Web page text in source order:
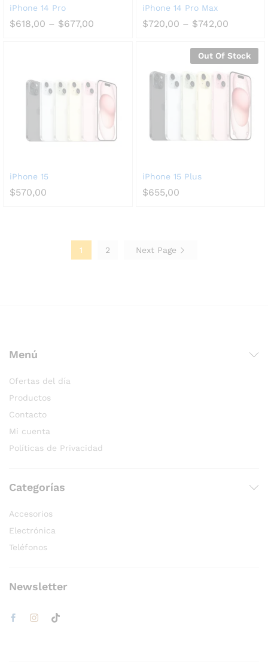
iPhone 14 Pro
$618,00 – $677,00
iPhone 14 Pro Max
$720,00 – $742,00
iPhone 15
$570,00
Out Of Stock
iPhone 15 Plus
$655,00
1 2 Next Page
Menú
Ofertas del día
Productos
Contacto
Mi cuenta
Políticas de Privacidad
Categorías
Accesorios
Electrónica
Teléfonos
Newsletter